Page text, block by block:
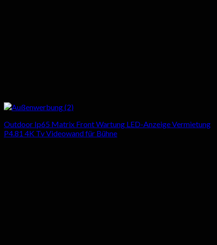
Outdoor Ip65 Matrix Front Wartung LED-Anzeige Vermietung
P4.81 4K Tv Videowand für Bühne